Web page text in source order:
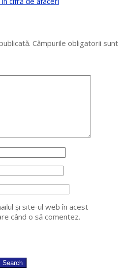
Câmpurile obligatorii sunt
și site-ul web în acest
când o să comentez.